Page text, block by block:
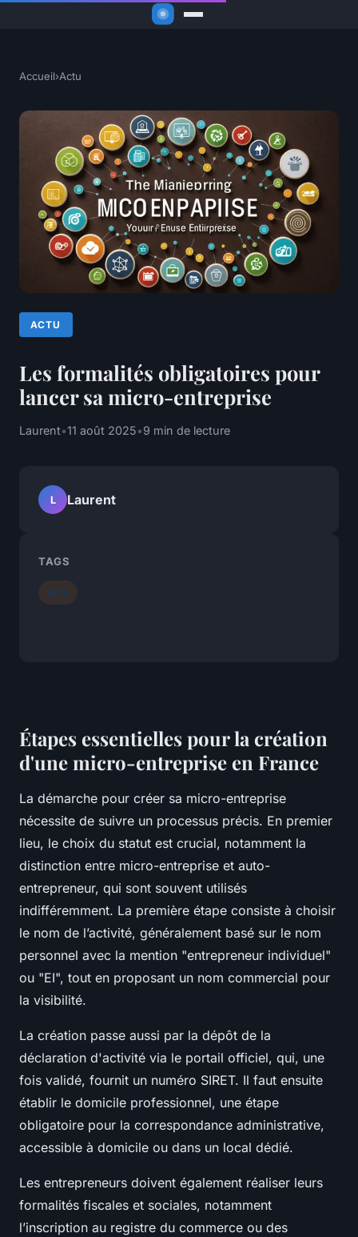
Accueil›Actu
ACTU
Les formalités obligatoires pour
lancer sa micro-entreprise
Laurent•11 août 2025•9 min de lecture
Étapes essentielles pour la création
d'une micro-entreprise en France
La démarche pour créer sa micro-entreprise
nécessite de suivre un processus précis. En premier
lieu, le choix du statut est crucial, notamment la
distinction entre micro-entreprise et auto-
entrepreneur, qui sont souvent utilisés
indifféremment. La première étape consiste à choisir
le nom de l’activité, généralement basé sur le nom
personnel avec la mention "entrepreneur individuel"
ou "EI", tout en proposant un nom commercial pour
la visibilité.
La création passe aussi par la dépôt de la
déclaration d'activité via le portail officiel, qui, une
fois validé, fournit un numéro SIRET. Il faut ensuite
établir le domicile professionnel, une étape
obligatoire pour la correspondance administrative,
accessible à domicile ou dans un local dédié.
Les entrepreneurs doivent également réaliser leurs
formalités fiscales et sociales, notamment
l’inscription au registre du commerce ou des
L Laurent
TAGS
Actu